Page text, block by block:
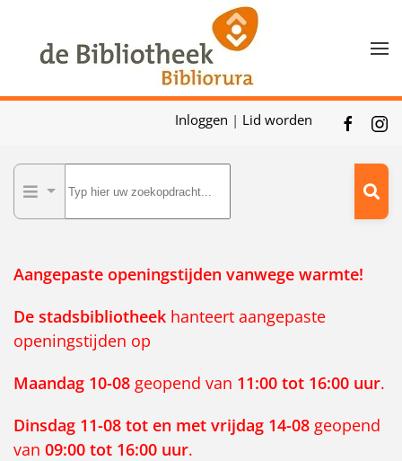
Skip to main content
Inloggen | Lid worden
Aangepaste openingstijden vanwege warmte!
De stadsbibliotheek hanteert aangepaste
openingstijden op
Maandag 10-08 geopend van 11:00 tot 16:00 uur.
Dinsdag 11-08 tot en met vrijdag 14-08 geopend
van 09:00 tot 16:00 uur.